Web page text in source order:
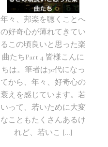
年々、邦楽を聴くことへ
の好奇心が薄れてきてい
るこの頃良いと思った楽
曲たちPart 4 皆様こんに
ちは。筆者は30代になっ
てから、年々、好奇心の
衰えを感じています。若
いって、若いために大変
なこともたくさんあるけ
れど、若いこ […]